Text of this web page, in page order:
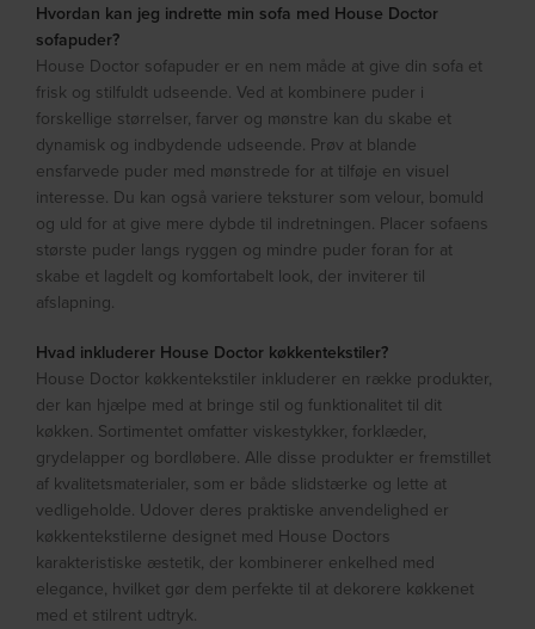
Hvordan kan jeg indrette min sofa med House Doctor
sofapuder?
House Doctor sofapuder er en nem måde at give din sofa et
frisk og stilfuldt udseende. Ved at kombinere puder i
forskellige størrelser, farver og mønstre kan du skabe et
dynamisk og indbydende udseende. Prøv at blande
ensfarvede puder med mønstrede for at tilføje en visuel
interesse. Du kan også variere teksturer som velour, bomuld
og uld for at give mere dybde til indretningen. Placer sofaens
største puder langs ryggen og mindre puder foran for at
skabe et lagdelt og komfortabelt look, der inviterer til
afslapning.
Hvad inkluderer House Doctor køkkentekstiler?
House Doctor køkkentekstiler inkluderer en række produkter,
der kan hjælpe med at bringe stil og funktionalitet til dit
køkken. Sortimentet omfatter viskestykker, forklæder,
grydelapper og bordløbere. Alle disse produkter er fremstillet
af kvalitetsmaterialer, som er både slidstærke og lette at
vedligeholde. Udover deres praktiske anvendelighed er
køkkentekstilerne designet med House Doctors
karakteristiske æstetik, der kombinerer enkelhed med
elegance, hvilket gør dem perfekte til at dekorere køkkenet
med et stilrent udtryk.